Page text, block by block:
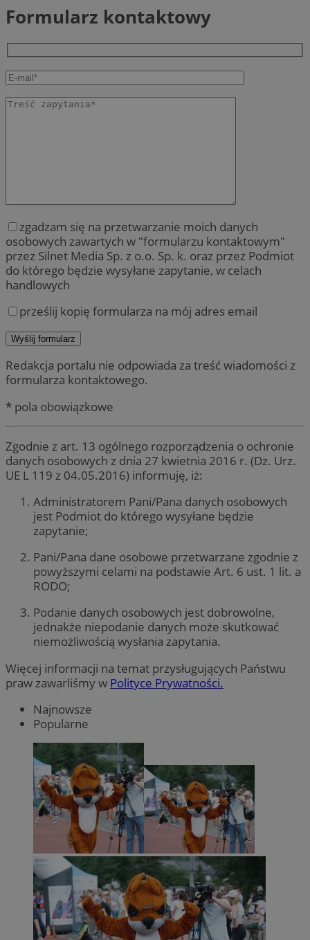
Formularz kontaktowy
zgadzam się na przetwarzanie moich danych
osobowych zawartych w "formularzu kontaktowym"
przez Silnet Media Sp. z o.o. Sp. k. oraz przez Podmiot
do którego będzie wysyłane zapytanie, w celach
handlowych
prześlij kopię formularza na mój adres email
Redakcja portalu nie odpowiada za treść wiadomości z
formularza kontaktowego.
* pola obowiązkowe
Zgodnie z art. 13 ogólnego rozporządzenia o ochronie
danych osobowych z dnia 27 kwietnia 2016 r. (Dz. Urz.
UE L 119 z 04.05.2016) informuję, iż:
Administratorem Pani/Pana danych osobowych
jest Podmiot do którego wysyłane będzie
zapytanie;
Pani/Pana dane osobowe przetwarzane zgodnie z
powyższymi celami na podstawie Art. 6 ust. 1 lit. a
RODO;
Podanie danych osobowych jest dobrowolne,
jednakże niepodanie danych może skutkować
niemożliwością wysłania zapytania.
Więcej informacji na temat przysługujących Państwu
praw zawarliśmy w Polityce Prywatności.
Najnowsze
Popularne